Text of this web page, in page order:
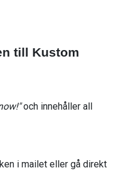
till Kustom
och innehåller all
i mailet eller gå direkt